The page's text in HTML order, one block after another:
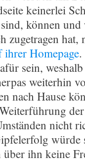
keinerlei
können
zugetragen hat,
Homepage.
sein,
weiterhin
nach Hause
nicht
würde
ihn keine